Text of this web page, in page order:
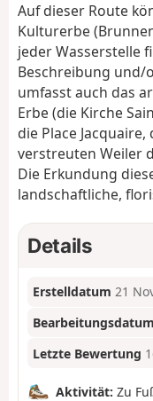
Auf dieser Route
Kulturerbe
jeder Wasserstelle
Beschreibung und/
umfasst auch das
Erbe (die Kirche
die Place
verstreuten Weiler
Die Erkundung
landschaftliche,
Details
Erstelldatum 21
Bearbeitungsdatum
Letzte Bewertung
Aktivität: Zu